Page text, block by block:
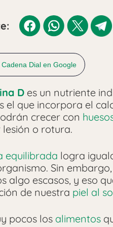
Dial en Google
D es un nutriente
el que incorpora el
crecer con
lesión o rotura.
equilibrada logra
Sin
algo escasos, y eso
de nuestra piel al
pocos los alimentos